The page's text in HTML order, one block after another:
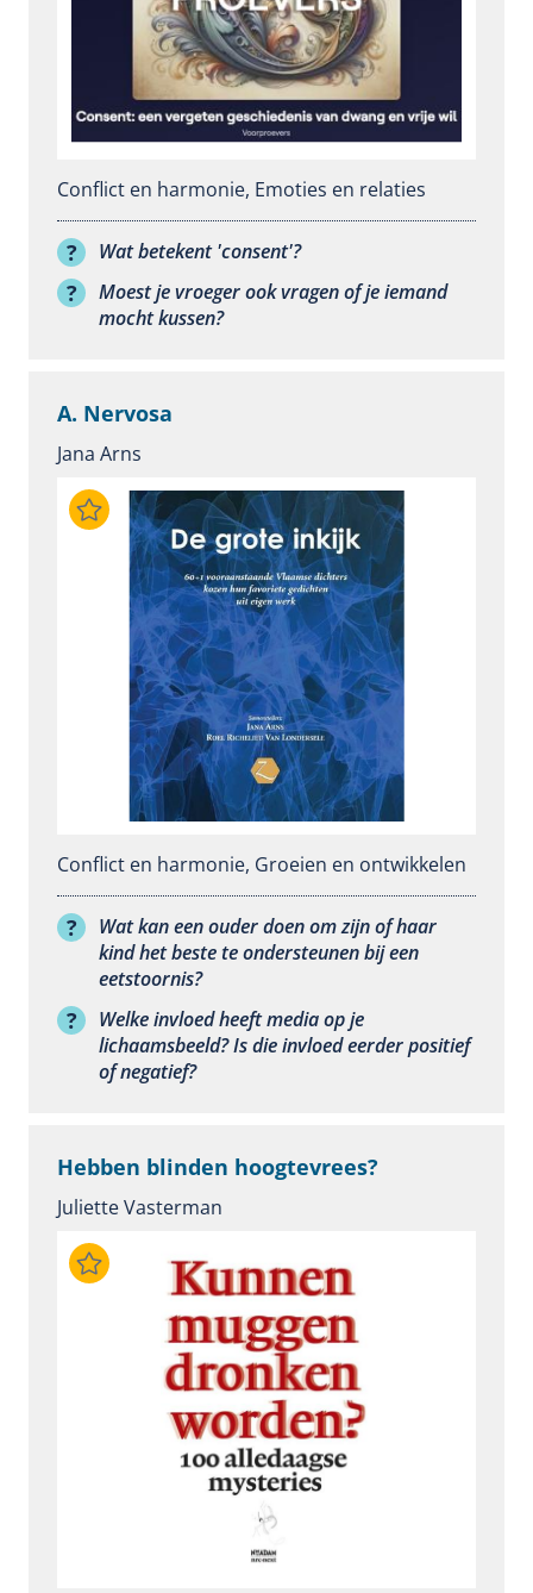
Conflict en harmonie, Emoties en relaties
Wat betekent 'consent'?
Moest je vroeger ook vragen of je iemand
mocht kussen?
A. Nervosa
Jana Arns
Conflict en harmonie, Groeien en ontwikkelen
Wat kan een ouder doen om zijn of haar
kind het beste te ondersteunen bij een
eetstoornis?
Welke invloed heeft media op je
lichaamsbeeld? Is die invloed eerder positief
of negatief?
Hebben blinden hoogtevrees?
Juliette Vasterman